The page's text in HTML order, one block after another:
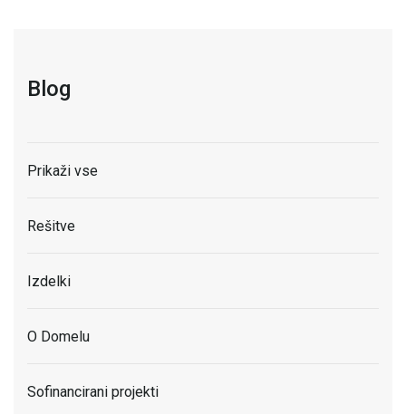
Blog
Prikaži vse
Rešitve
Izdelki
O Domelu
Sofinancirani projekti